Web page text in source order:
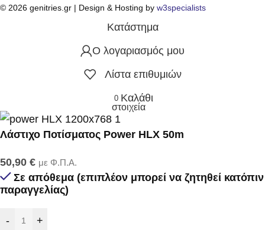
© 2026 genitries.gr | Design & Hosting by w3specialists
Κατάστημα
Ο λογαριασμός μου
Λίστα επιθυμιών
0
στοιχεία
Καλάθι
Λάστιχο Ποτίσματος Power HLX 50m
50,90 € με Φ.Π.Α.
Σε απόθεμα (επιπλέον μπορεί να ζητηθεί κατόπιν
παραγγελίας)
- +